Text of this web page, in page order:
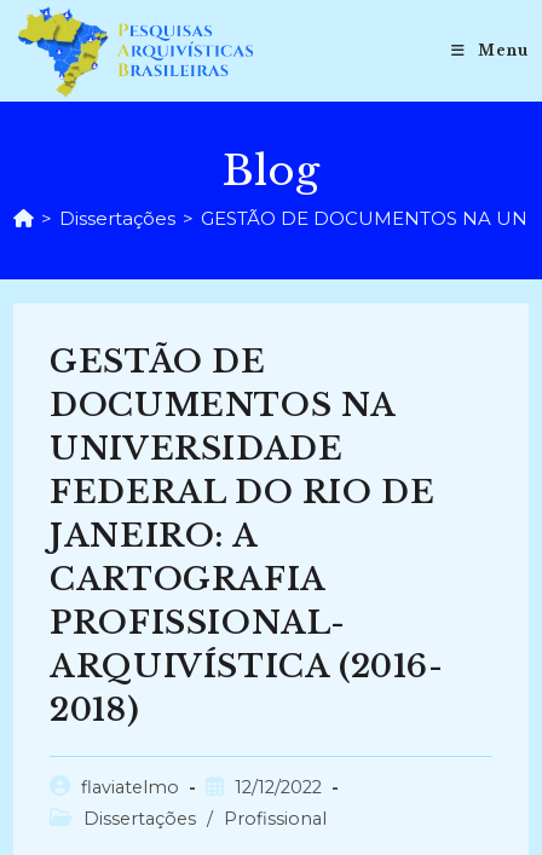
para
conteúdo
Menu
Blog
> Dissertações > GESTÃO DE DOCUMENTOS NA
GESTÃO DE
DOCUMENTOS NA
UNIVERSIDADE
FEDERAL DO RIO DE
JANEIRO: A
CARTOGRAFIA
PROFISSIONAL-
ARQUIVÍSTICA (2016-
2018)
Autor
do
flaviatelmo
Post
publicado:
12/12/2022
Categoria
Dissertações / Profissional